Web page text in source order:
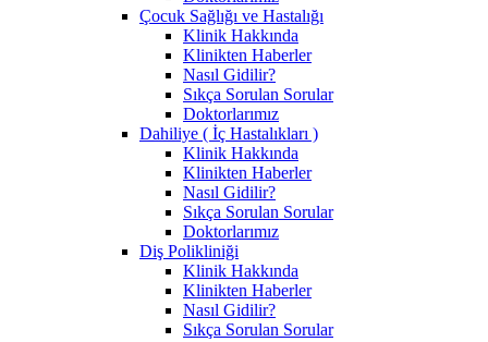
Çocuk Sağlığı ve Hastalığı
Klinik Hakkında
Klinikten Haberler
Nasıl Gidilir?
Sıkça Sorulan Sorular
Doktorlarımız
Dahiliye ( İç Hastalıkları )
Klinik Hakkında
Klinikten Haberler
Nasıl Gidilir?
Sıkça Sorulan Sorular
Doktorlarımız
Diş Polikliniği
Klinik Hakkında
Klinikten Haberler
Nasıl Gidilir?
Sıkça Sorulan Sorular